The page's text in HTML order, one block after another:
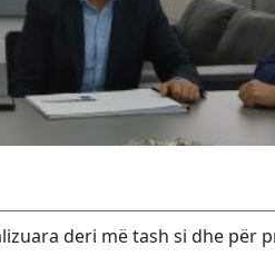
deri më tash si dhe për